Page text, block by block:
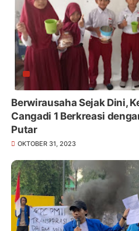
Berwirausaha Sejak Dini,
Cangadi 1 Berkreasi
Putar
OKTOBER 31, 2023